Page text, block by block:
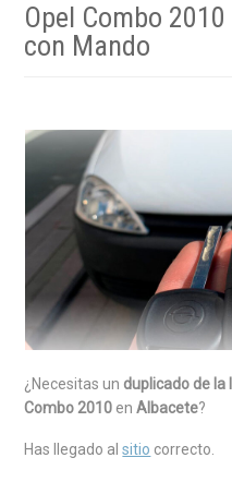
Opel Combo
con Mando
¿Necesitas un duplicado de la
Combo 2010 enAlbacete?
Has llegado alsitio correcto.